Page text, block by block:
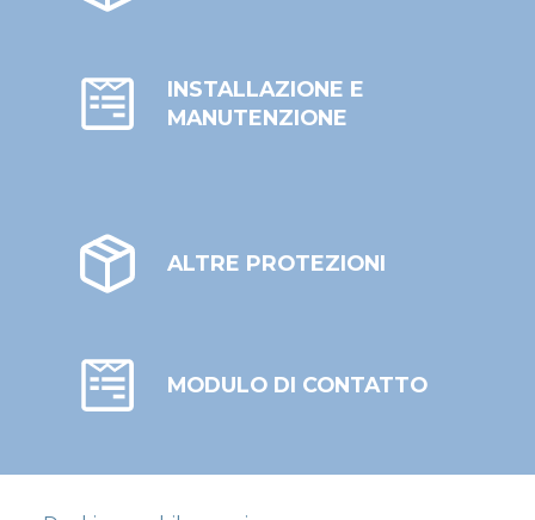
INSTALLAZIONE E
MANUTENZIONE
ALTRE PROTEZIONI
MODULO DI CONTATTO